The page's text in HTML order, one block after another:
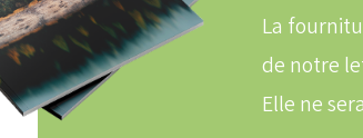
email
La
de notre
Elle ne